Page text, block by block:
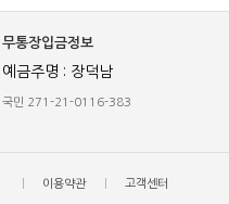
무통장입금정보
예금주명 : 장덕남
국민 271-21-0116-383
이용약관 고객센터